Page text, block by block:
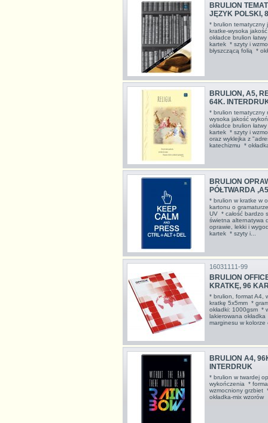
BRULION
JĘZYK POLSKI,
* brulion tematyczny
kratke-wysoka
okładce brulion
kartek * szyty i
błyszczącą folią *
BRULION, A5,
64K.
* brulion tematyczny
wysoka jakość
okładce brulion
kartek * szyty i
oraz wyklejka z
katechizmu *
BRULION
PÓŁTWARDA
* brulion w kratke w
kartonu o
UV * całość bardzo
świetna alternatywa
oprawie, lekki i
kartek * szyty i...
16031111-99
BRULION
KRATKĘ, 96
* brulion, format A4,
kratkę 5x5mm *
okładki: 1000gsm *
lakierowana
marginesu w
BRULION A4,
INTERDRUK
* brulion w twardej
wykończenia *
wzmocniony grzbiet
okładka-mix